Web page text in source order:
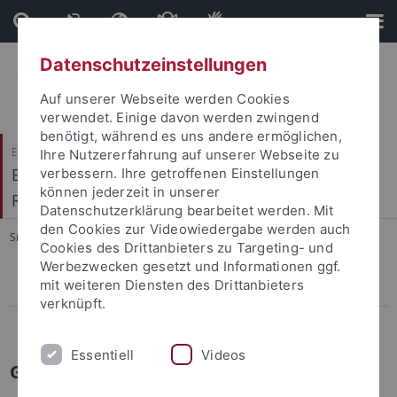
Direkt
zum
Inhalt
Direkt
zur
Fußleiste
Evangelisch-Theologische Fakultät
Evangelisches Institut für Berufsorientierte
Religionspädagogik (EIBOR)
Sie sind hier: Startseite ... Glaube im BRU
Glaube im BRU
Glaube im BRU
Datenschutzeinstellungen
Auf unserer Webseite werden Cookies
verwendet. Einige davon werden zwingend
benötigt, während es uns andere ermöglichen,
Ihre Nutzererfahrung auf unserer Webseite zu
verbessern. Ihre getroffenen Einstellungen
können jederzeit in unserer
Datenschutzerklärung bearbeitet werden. Mit
den Cookies zur Videowiedergabe werden auch
Cookies des Drittanbieters zu Targeting- und
Werbezwecken gesetzt und Informationen ggf.
mit weiteren Diensten des Drittanbieters
verknüpft.
Essentiell Videos